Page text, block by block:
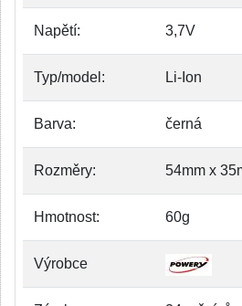
Napětí: 3,7V
Typ/model: Li-Ion
Barva: černá
Rozměry: 54mm x
Hmotnost: 60g
Výrobce